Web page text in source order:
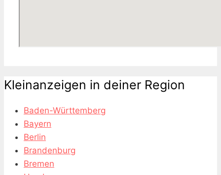
Kleinanzeigen in deiner Region
Baden-Württemberg
Bayern
Berlin
Brandenburg
Bremen